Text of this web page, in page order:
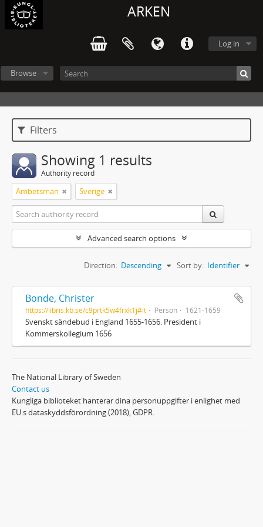
ARKEN
Log in
Browse
Filters
Showing 1 results
Authority record
Ämbetsmän Sverige
Advanced search options
Sort by: Identifier
Direction: Descending
Bonde, Christer
https://libris.kb.se/c9prtk5w4frxk1j#it Person 1621-1659
Svenskt sändebud i England 1655-1656. President i
Kommerskollegium 1656
The National Library of Sweden
Contact us
Kungliga biblioteket hanterar dina personuppgifter i enlighet med
EU:s dataskyddsförordning (2018), GDPR.